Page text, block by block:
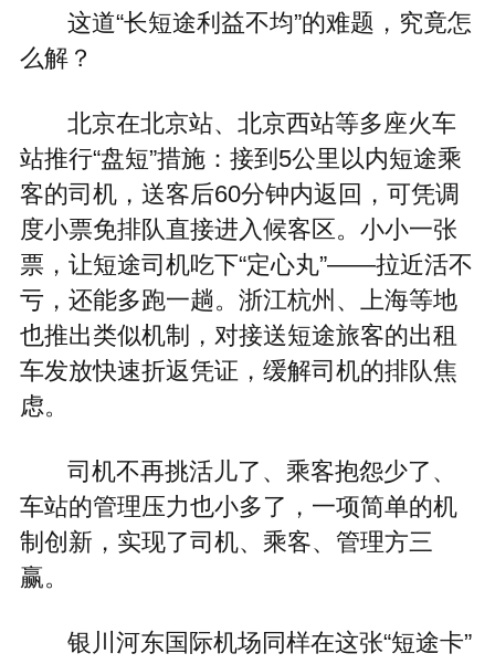
这道“长短途利益不均”的难题，究竟怎
么解？
北京在北京站、北京西站等多座火车
站推行“盘短”措施：接到5公里以内短途乘
客的司机，送客后60分钟内返回，可凭调
度小票免排队直接进入候客区。小小一张
票，让短途司机吃下“定心丸”——拉近活不
亏，还能多跑一趟。浙江杭州、上海等地
也推出类似机制，对接送短途旅客的出租
车发放快速折返凭证，缓解司机的排队焦
虑。
司机不再挑活儿了、乘客抱怨少了、
车站的管理压力也小多了，一项简单的机
制创新，实现了司机、乘客、管理方三
赢。
银川河东国际机场同样在这张“短途卡”